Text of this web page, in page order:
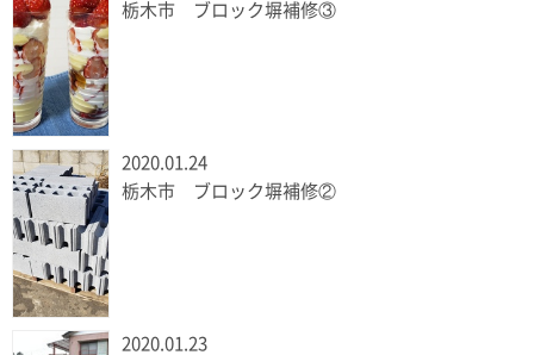
栃木市 ブロック塀補修③
2020.01.24
栃木市 ブロック塀補修②
2020.01.23